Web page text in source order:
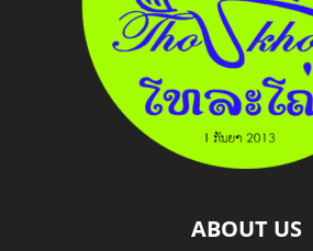
ABOUT US